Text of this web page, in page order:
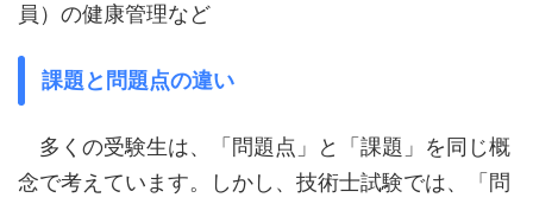
員）の健康管理など
課題と問題点の違い
多くの受験生は、「問題点」と「課題」を同じ概
念で考えています。しかし、技術士試験では、「問